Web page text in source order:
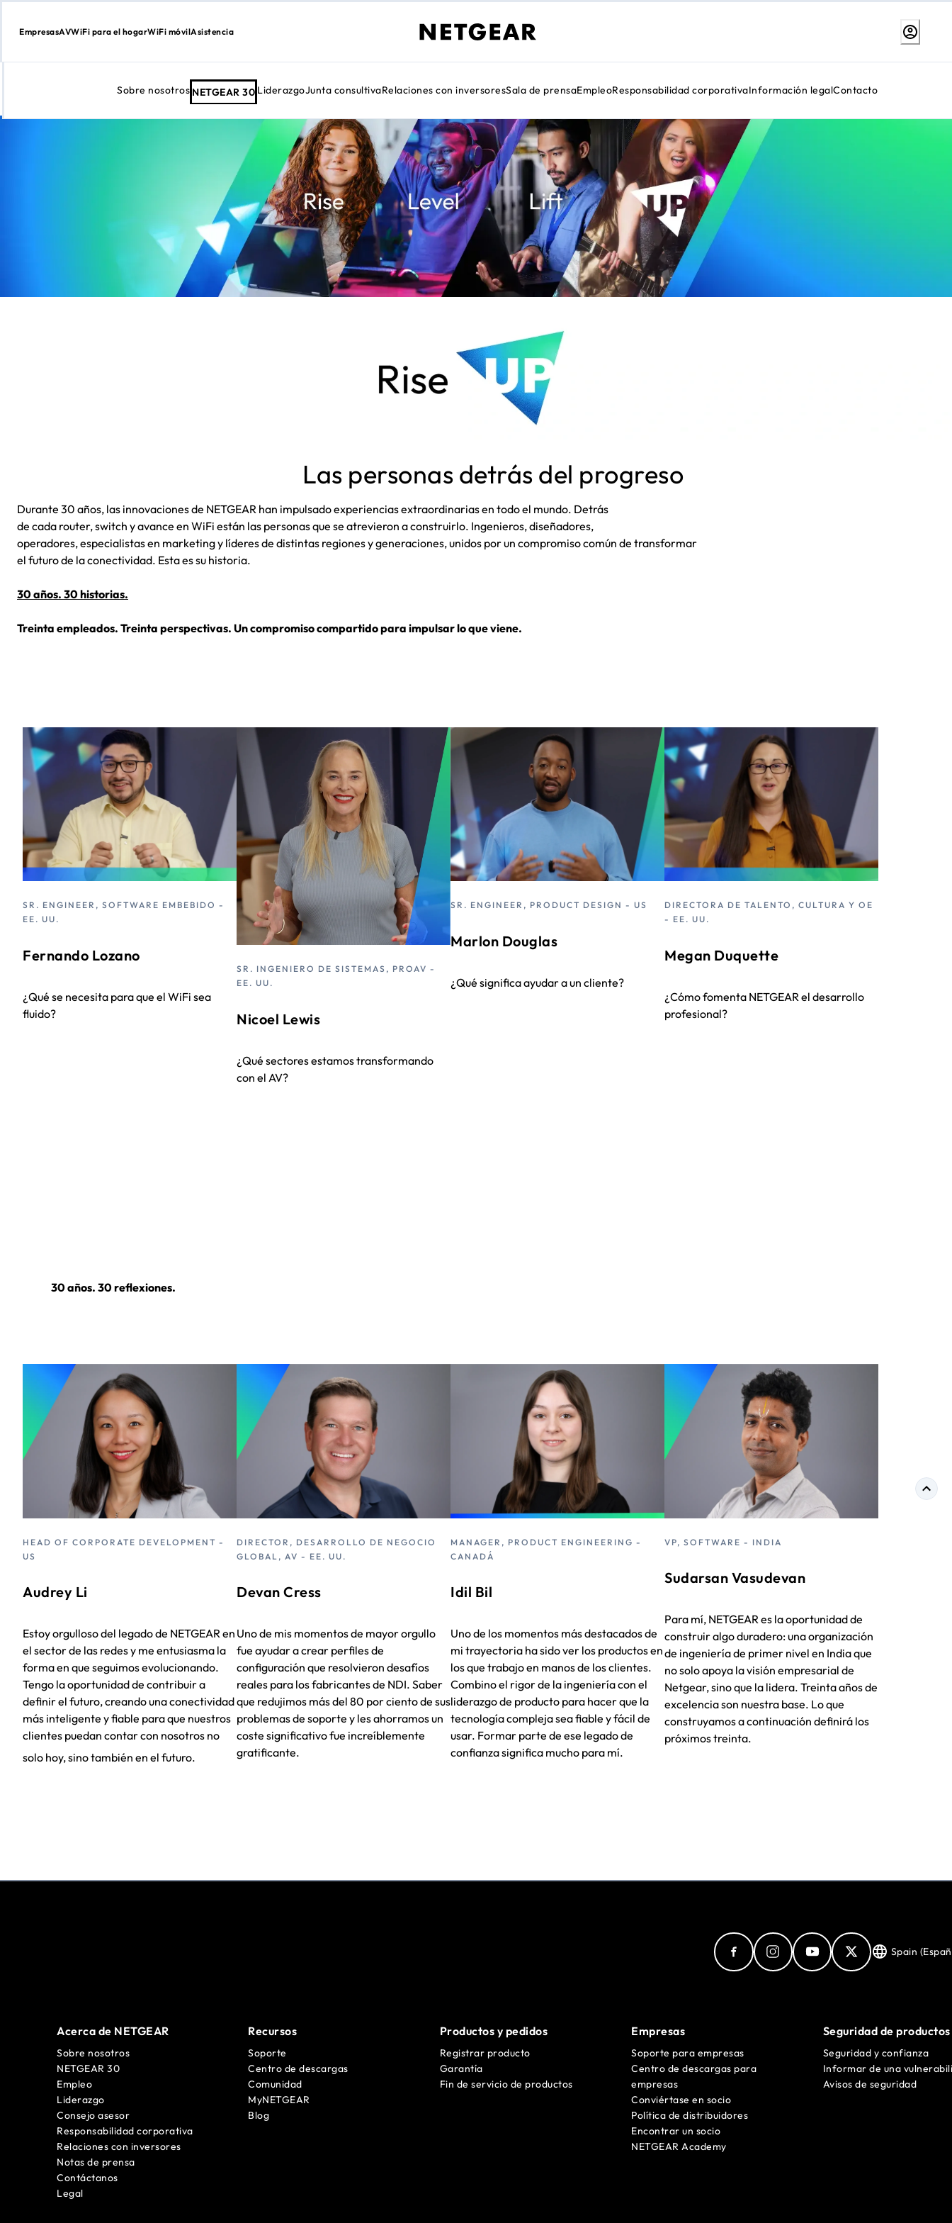
Ir
EmpresasAVWiFi para el hogarWiFi móvilAsistencia
Sobre nosotros NETGEAR 30 LiderazgoJunta consultivaRelaciones con inversoresSala de prensaEmpleoResponsabilidad corporativaInformación legalContacto
Las personas detrás del progreso
Durante 30 años, las innovaciones de NETGEAR han impulsado experiencias extraordinarias en todo el mundo. Detrás
de cada router, switch y avance en WiFi están las personas que se atrevieron a construirlo. Ingenieros, diseñadores,
operadores, especialistas en marketing y líderes de distintas regiones y generaciones, unidos por un compromiso común de transformar
el futuro de la conectividad. Esta es su historia.
30 años. 30 historias.
Treinta empleados. Treinta perspectivas. Un compromiso compartido para impulsar lo que viene.
SR. ENGINEER, SOFTWARE EMBEBIDO -
EE. UU.
Fernando Lozano
¿Qué se necesita para que el WiFi sea
fluido?
SR. INGENIERO DE SISTEMAS, PROAV -
EE. UU.
Nicoel Lewis
¿Qué sectores estamos transformando
con el AV?
SR. ENGINEER, PRODUCT DESIGN - US
Marlon Douglas
¿Qué significa ayudar a un cliente?
DIRECTORA DE TALENTO, CULTURA Y OE
- EE. UU.
Megan Duquette
¿Cómo fomenta NETGEAR el desarrollo
profesional?
30 años. 30 reflexiones.
HEAD OF CORPORATE DEVELOPMENT -
US
Audrey Li
Estoy orgulloso del legado de NETGEAR en
el sector de las redes y me entusiasma la
forma en que seguimos evolucionando.
Tengo la oportunidad de contribuir a
definir el futuro, creando una conectividad
más inteligente y fiable para que nuestros
clientes puedan contar con nosotros no
solo hoy, sino también en el futuro.
DIRECTOR, DESARROLLO DE NEGOCIO
GLOBAL, AV - EE. UU.
Devan Cress
Uno de mis momentos de mayor orgullo
fue ayudar a crear perfiles de
configuración que resolvieron desafíos
reales para los fabricantes de NDI. Saber
que redujimos más del 80 por ciento de sus
problemas de soporte y les ahorramos un
coste significativo fue increíblemente
gratificante.
MANAGER, PRODUCT ENGINEERING -
CANADÁ
Idil Bil
Uno de los momentos más destacados de
mi trayectoria ha sido ver los productos en
los que trabajo en manos de los clientes.
Combino el rigor de la ingeniería con el
liderazgo de producto para hacer que la
tecnología compleja sea fiable y fácil de
usar. Formar parte de ese legado de
confianza significa mucho para mí.
VP, SOFTWARE - INDIA
Sudarsan Vasudevan
Para mí, NETGEAR es la oportunidad de
construir algo duradero: una organización
de ingeniería de primer nivel en India que
no solo apoya la visión empresarial de
Netgear, sino que la lidera. Treinta años de
excelencia son nuestra base. Lo que
construyamos a continuación definirá los
próximos treinta.
Spain
Acerca de NETGEAR
Sobre nosotros
NETGEAR 30
Empleo
Liderazgo
Consejo asesor
Responsabilidad corporativa
Relaciones con inversores
Notas de prensa
Contáctanos
Legal
Recursos
Soporte
Centro de descargas
Comunidad
MyNETGEAR
Blog
Productos y pedidos
Registrar producto
Garantía
Fin de servicio de productos
Empresas
Soporte para empresas
Centro de descargas para
empresas
Conviértase en socio
Política de distribuidores
Encontrar un socio
NETGEAR Academy
Seguridad de productos
Seguridad y confianza
Informar de una
Avisos de seguridad